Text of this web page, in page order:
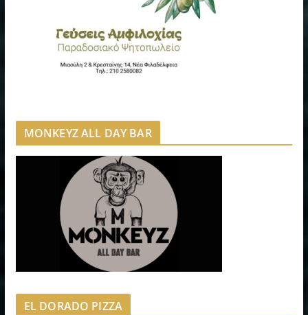
MONKEYZ ALL DAY BAR
EL DORADO PIZZA